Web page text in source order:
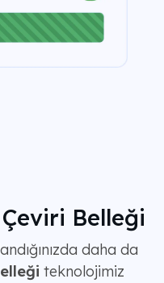
Belleği
daha da
teknolojimiz